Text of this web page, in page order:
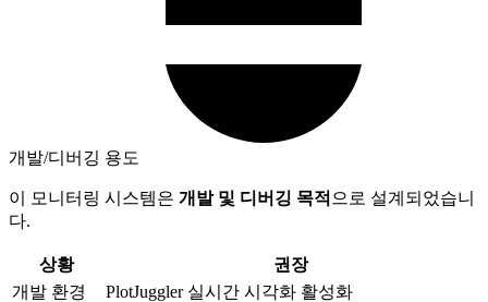
개발/디버깅 용도
이 모니터링 시스템은 개발 및 디버깅 목적 으로 설계되었습니
다.
상황
권장
개발 환경
PlotJuggler 실시간 시각화 활성화